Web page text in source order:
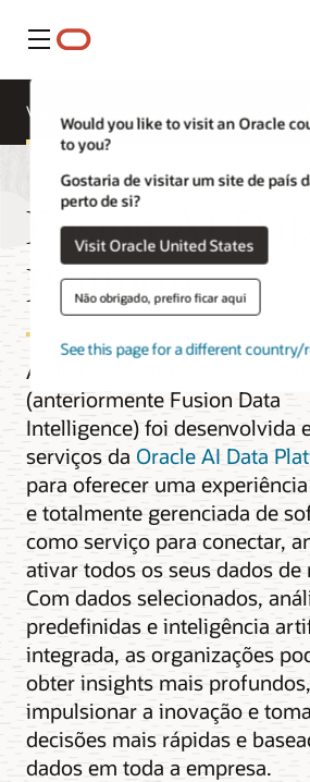
Menu
Would you like to visit an Oracle
to you?
Gostaria de visitar um site de país
perto de si?
Visit Oracle United States
Não obrigado, prefiro ficar aqui
See this page for a different country/
Visão geral
Fusion AI Data
Platform
A Oracle Fusion AI Data
(anteriormente Fusion Data
Intelligence) foi desenvolvida
serviços da Oracle AI Data
para oferecer uma
e totalmente gerenciada de
como serviço para conectar,
ativar todos os seus dados de
Com dados selecionados,
predefinidas e inteligência
integrada, as organizações
obter insights mais profundos,
impulsionar a inovação e
decisões mais rápidas e
dados em toda a empresa.